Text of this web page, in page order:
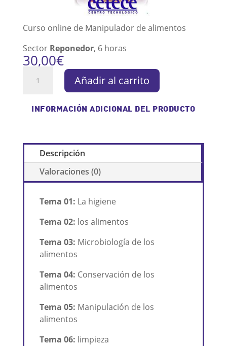
Curso online de Manipulador de alimentos
SectorReponedor, 6 horas
30,00€
online
Manipulador
(Reponedor)
horas
cantidad
Añadir al carrito
INFORMACIÓN ADICIONAL DEL PRODUCTO
Descripción
Valoraciones (0)
Tema 01: La higiene
Tema 02: los alimentos
Tema 03: Microbiología de los
alimentos
Tema 04: Conservación de los
alimentos
Tema 05: Manipulación de los
alimentos
Tema 06: limpieza